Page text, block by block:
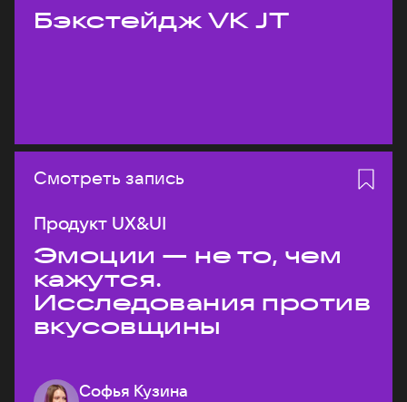
Бэкстейдж VK JT
Смотреть запись
Продукт UX&UI
Эмоции — не то, чем
кажутся.
Исследования против
вкусовщины
Софья Кузина